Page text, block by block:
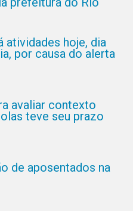
atividades hoje, dia
por causa do alerta
avaliar contexto
teve seu prazo
de aposentados na